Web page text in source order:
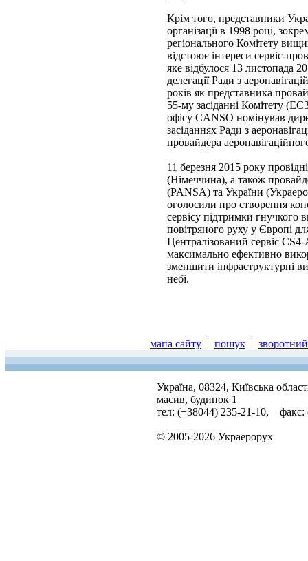
Крім того, представники
організації в 1998 році,
регіонального Комітету
відстоює інтереси сервіс-
яке відбулося 13 листопада
делегації Ради з
років як представника
55-му засіданні Комітету
офісу CANSO номінував
засіданнях Ради з
провайдера
11 березня 2015 року
(Німеччина), а також
(PANSA) та України
оголосили про створення
сервісу підтримки гнучкого
повітряного руху у Європі
Централізований сервіс
максимально ефективно
зменшити інфраструктурні
небі.
мапа сайту | пошук |
Україна, 08324, Київська
масив, будинок 1
тел: (+38044) 235-21-10, факс:
© 2005-2026 Украерорух